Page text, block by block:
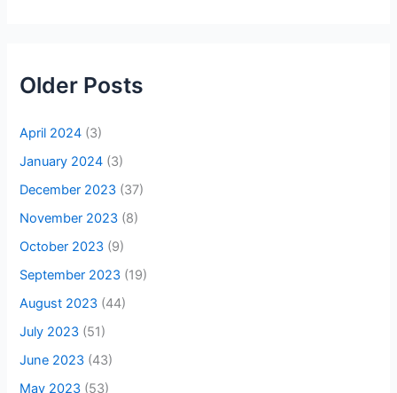
Older Posts
April 2024 (3)
January 2024 (3)
December 2023 (37)
November 2023 (8)
October 2023 (9)
September 2023 (19)
August 2023 (44)
July 2023 (51)
June 2023 (43)
May 2023 (53)